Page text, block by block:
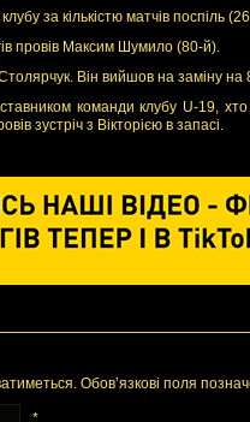
за кількістю матчів поспіль
провів Максим Шумило (80-й).
Він вийшов на заміну на
команди клубу U-19,
зустріч з Вікторією в запасі.
Обов’язкові поля
*